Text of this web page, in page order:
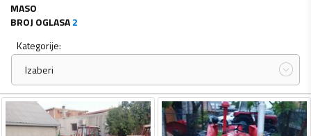
MASO
BROJ OGLASA2
Kategorije:
Izaberi